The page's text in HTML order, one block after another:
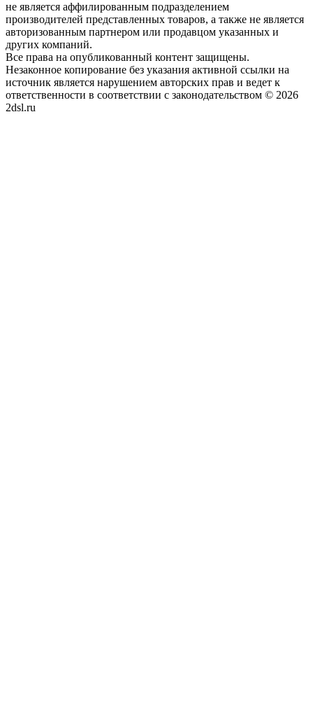
не является аффилированным подразделением
производителей представленных товаров, а также не является
авторизованным партнером или продавцом указанных и
других компаний.
Все права на опубликованный контент защищены.
Незаконное копирование без указания активной ссылки на
источник является нарушением авторских прав и ведет к
ответственности в соответствии с законодательством © 2026
2dsl.ru